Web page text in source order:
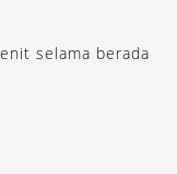
selama berada